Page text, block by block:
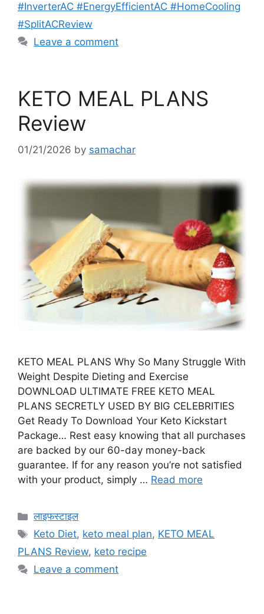
#InverterAC #EnergyEfficientAC #HomeCooling
#SplitACReview
Leave a comment
KETO MEAL PLANS
Review
01/21/2026 by samachar
KETO MEAL PLANS Why So Many Struggle With
Weight Despite Dieting and Exercise
DOWNLOAD ULTIMATE FREE KETO MEAL
PLANS SECRETLY USED BY BIG CELEBRITIES
Get Ready To Download Your Keto Kickstart
Package… Rest easy knowing that all purchases
are backed by our 60-day money-back
guarantee. If for any reason you’re not satisfied
with your product, simply … Read more
Categories
लाइफस्टाइल
Tags
Keto Diet, keto meal plan, KETO MEAL
PLANS Review, keto recipe
Leave a comment